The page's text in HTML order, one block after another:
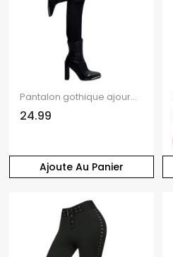
Ajoute Au Panier
Pantalon gothique ajouré de couleur unie avec boucle carrée et taille haute, pantalon long skinny
24.99